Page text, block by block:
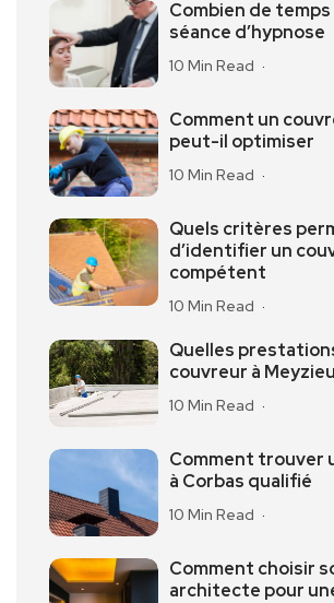
Combien de
séance d’hypnose
10 Min Read
Comment un
peut-il optimiser
10 Min Read
Quels critères
d’identifier un
compétent
10 Min Read
Quelles
couvreur à
10 Min Read
Comment trouver
à Corbas qualifié
10 Min Read
Comment choisir
architecte pour